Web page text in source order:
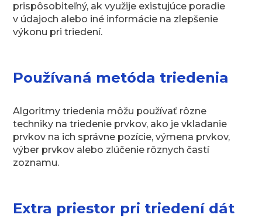
prispôsobiteľný, ak využije existujúce poradie
v údajoch alebo iné informácie na zlepšenie
výkonu pri triedení.
Používaná metóda triedenia
Algoritmy triedenia môžu používať rôzne
techniky na triedenie prvkov, ako je vkladanie
prvkov na ich správne pozície, výmena prvkov,
výber prvkov alebo zlúčenie rôznych častí
zoznamu.
Extra priestor pri triedení dát